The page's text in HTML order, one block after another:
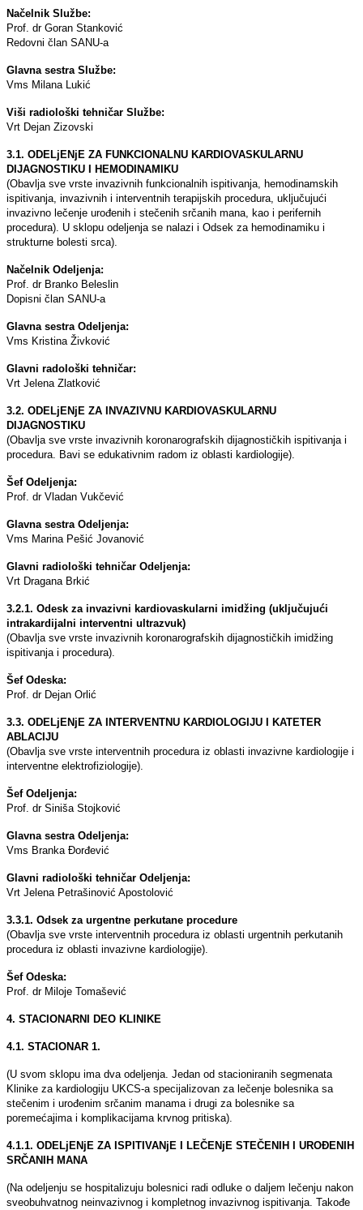
Načelnik Službe:
Prof. dr Goran Stanković
Redovni član SANU-a
Glavna sestra Službe:
Vms Milana Lukić
Viši radiološki tehničar Službe:
Vrt Dejan Zizovski
3.1. ODELjENјE ZA FUNKCIONALNU KARDIOVASKULARNU
DIJAGNOSTIKU I HEMODINAMIKU
(Obavlјa sve vrste invazivnih funkcionalnih ispitivanja, hemodinamskih
ispitivanja, invazivnih i interventnih terapijskih procedura, uklјučujući
invazivno lečenje urođenih i stečenih srčanih mana, kao i perifernih
procedura). U sklopu odelјenja se nalazi i Odsek za hemodinamiku i
strukturne bolesti srca).
Načelnik Odelјenja:
Prof. dr Branko Beleslin
Dopisni član SANU-a
Glavna sestra Odelјenja:
Vms Kristina Živković
Glavni radološki tehničar:
Vrt Jelena Zlatković
3.2. ODELjENјE ZA INVAZIVNU KARDIOVASKULARNU
DIJAGNOSTIKU
(Obavlјa sve vrste invazivnih koronarografskih dijagnostičkih ispitivanja i
procedura. Bavi se edukativnim radom iz oblasti kardiologije).
Šef Odelјenja:
Prof. dr Vladan Vukčević
Glavna sestra Odelјenja:
Vms Marina Pešić Jovanović
Glavni radiološki tehničar Odelјenja:
Vrt Dragana Brkić
3.2.1. Odesk za invazivni kardiovaskularni imidžing (uklјučujući
intrakardijalni interventni ultrazvuk)
(Obavlјa sve vrste invazivnih koronarografskih dijagnostičkih imidžing
ispitivanja i procedura).
Šef Odeska:
Prof. dr Dejan Orlić
3.3. ODELjENјE ZA INTERVENTNU KARDIOLOGIJU I KATETER
ABLACIJU
(Obavlјa sve vrste interventnih procedura iz oblasti invazivne kardiologije i
interventne elektrofiziologije).
Šef Odelјenja:
Prof. dr Siniša Stojković
Glavna sestra Odelјenja:
Vms Branka Đorđević
Glavni radiološki tehničar Odelјenja:
Vrt Jelena Petrašinović Apostolović
3.3.1. Odsek za urgentne perkutane procedure
(Obavlјa sve vrste interventnih procedura iz oblasti urgentnih perkutanih
procedura iz oblasti invazivne kardiologije).
Šef Odeska:
Prof. dr Miloje Tomašević
4. STACIONARNI DEO KLINIKE
4.1. STACIONAR 1.
(U svom sklopu ima dva odelјenja. Jedan od stacioniranih segmenata
Klinike za kardiologiju UKCS-a specijalizovan za lečenje bolesnika sa
stečenim i urođenim srčanim manama i drugi za bolesnike sa
poremećajima i komplikacijama krvnog pritiska).
4.1.1. ODELjENјE ZA ISPITIVANјE I LEČENјE STEČENIH I UROĐENIH
SRČANIH MANA
(Na odelјenju se hospitalizuju bolesnici radi odluke o dalјem lečenju nakon
sveobuhvatnog neinvazivnog i kompletnog invazivnog ispitivanja. Takođe